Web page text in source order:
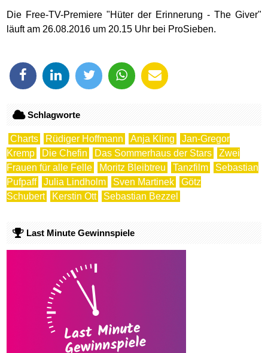
Die Free-TV-Premiere "Hüter der Erinnerung - The Giver"
läuft am 26.08.2016 um 20.15 Uhr bei ProSieben.
Schlagworte
Charts Rüdiger Hoffmann Anja Kling
Jan-Gregor
Kremp
Die Chefin Das Sommerhaus der Stars
Zwei
Frauen für alle Felle
Moritz Bleibtreu Tanzfilm
Sebastian
Pufpaff
Julia Lindholm Sven Martinek
Götz
Schubert
Kerstin Ott Sebastian Bezzel
Last Minute Gewinnspiele